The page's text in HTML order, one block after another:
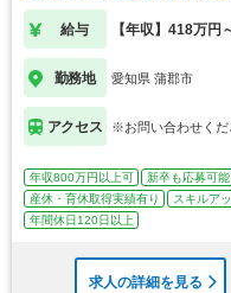
給与 【年収】418万円
勤務地 愛知県 蒲郡市
アクセス ※お問い合わせくだ
年収800万円以上可 新卒も応募可能
産休・育休取得実績有り
スキルア
年間休日120日以上
求人の詳細を見る